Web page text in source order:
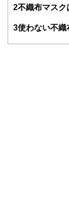
得者を
験者
2不織布マスク
3使わない不織